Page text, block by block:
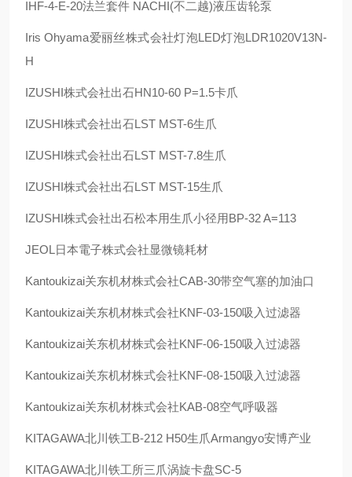
IHF-4-E-20法兰套件 NACHI(不二越)液压齿轮泵
Iris Ohyama爱丽丝株式会社灯泡LED灯泡LDR1020V13N-
H
IZUSHI株式会社出石HN10-60 P=1.5卡爪
IZUSHI株式会社出石LST MST-6生爪
IZUSHI株式会社出石LST MST-7.8生爪
IZUSHI株式会社出石LST MST-15生爪
IZUSHI株式会社出石松本用生爪小径用BP-32 A=113
JEOL 日本電子株式会社显微镜耗材
Kantoukizai关东机材株式会社CAB-30带空气塞的加油口
Kantoukizai关东机材株式会社KNF-03-150吸入过滤器
Kantoukizai关东机材株式会社KNF-06-150吸入过滤器
Kantoukizai关东机材株式会社KNF-08-150吸入过滤器
Kantoukizai关东机材株式会社KAB-08空气呼吸器
KITAGAWA北川铁工B-212 H50生爪Armangyo安博产业
KITAGAWA北川铁工所三爪涡旋卡盘SC-5